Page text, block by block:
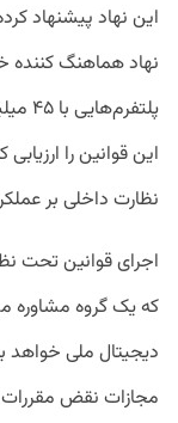
این نهاد پیشنهاد
نهاد هماهنگ
این قوانین را
نظارت داخلی بر
اجرای قوانین تحت
که یک گروه
دیجیتال ملی خواهد
مجازات نقض